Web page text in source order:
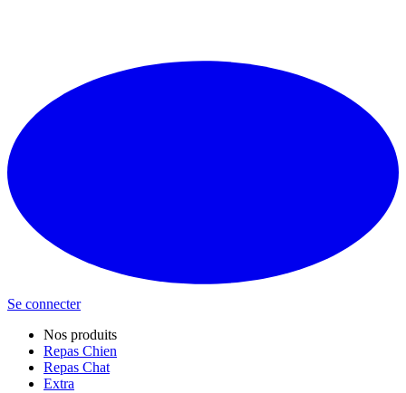
Se connecter
Nos produits
Repas Chien
Repas Chat
Extra